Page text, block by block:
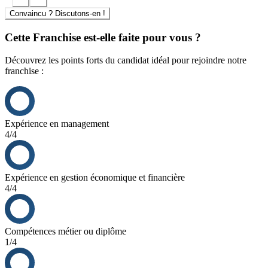
TROKEUR DÉBARRAS est aussi le complément d’activité idéal
aux Entrepreneurs bénéficiant déjà d’une activité de nettoyage, de
transport, de déménagement…
C’est un tremplin idéal pour la reprise d’un magasin d’occasion de
type dépôt-achat-vente.
Convaincu ? Discutons-en !
Cette Franchise est-elle faite pour vous ?
Découvrez les points forts du candidat idéal pour rejoindre notre
franchise :
Expérience en management
4/4
Expérience en gestion économique et financière
4/4
Compétences métier ou diplôme
1/4